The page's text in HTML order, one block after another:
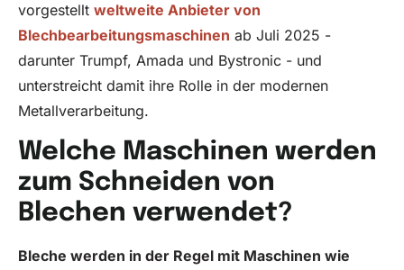
vorgestellt weltweite Anbieter von
Blechbearbeitungsmaschinen ab Juli 2025 -
darunter Trumpf, Amada und Bystronic - und
unterstreicht damit ihre Rolle in der modernen
Metallverarbeitung.
Welche Maschinen werden
zum Schneiden von
Blechen verwendet?
Bleche werden in der Regel mit Maschinen wie